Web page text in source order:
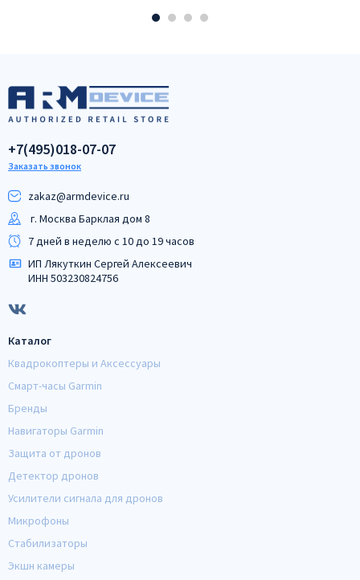
+7(495)018-07-07
Заказать звонок
zakaz@armdeviсe.ru
г. Москва Барклая дом 8
7 дней в неделю с 10 до 19 часов
ИП Лякуткин Сергей Алексеевич
ИНН 503230824756
Каталог
Квадрокоптеры и Аксессуары
Смарт-часы Garmin
Бренды
Навигаторы Garmin
Защита от дронов
Детектор дронов
Усилители сигнала для дронов
Микрофоны
Стабилизаторы
Экшн камеры